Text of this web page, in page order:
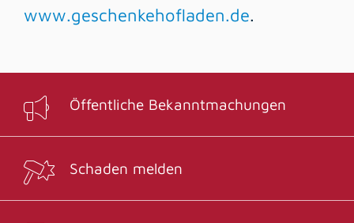
www.geschenkehofladen.de.
Öffentliche Bekanntmachungen
Schaden melden